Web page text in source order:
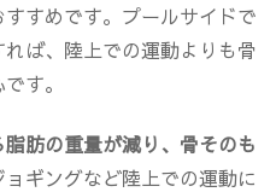
すめです。プールサイドで
ば、陸上での運動よりも骨
す。
肪の重量が減り、骨そのも
ョギングなど陸上での運動に